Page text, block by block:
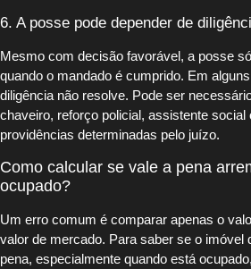
6. A posse pode depender de
Mesmo com decisão favorável, a posse
quando o mandado é cumprido. Em
diligência não resolve. Pode ser
chaveiro, reforço policial, assistente social
providências determinadas pelo juízo.
Como calcular se vale a pena
ocupado?
Um erro comum é comparar apenas o
valor de mercado. Para saber se o imóvel
pena, especialmente quando está